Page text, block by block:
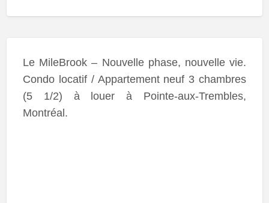
Le MileBrook – Nouvelle phase, nouvelle vie.
Condo locatif / Appartement neuf 3 chambres
(5 1/2) à louer à Pointe-aux-Trembles,
Montréal.